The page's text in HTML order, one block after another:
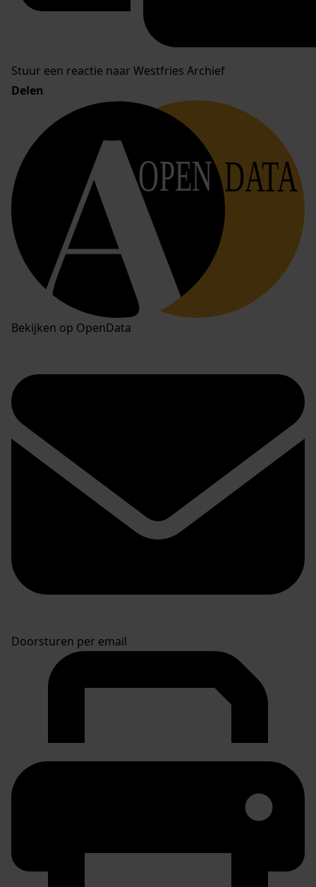
Stuur een reactie naar Westfries Archief
Delen
OPEN DATA
Bekijken op OpenData
Doorsturen per email